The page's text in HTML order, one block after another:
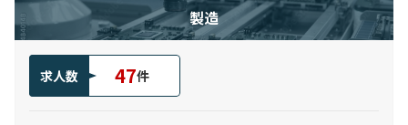
製造
求人数 47件